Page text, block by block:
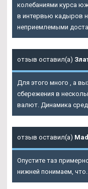
колебаниями курса
в интервью кадыров
неприемлемыми
отзыв оставил(а)
Для этого много , а
сбережения в
валют. Динамика
отзыв оставил(а)
Опустите таз
нижней понимаем, что.